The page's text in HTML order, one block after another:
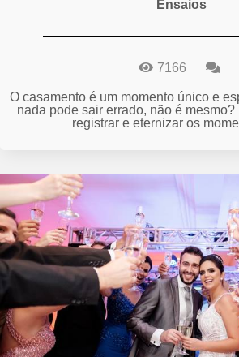
Ensaios
7166
O casamento é um momento único e
nada pode sair errado, não é mesmo?
registrar e eternizar os